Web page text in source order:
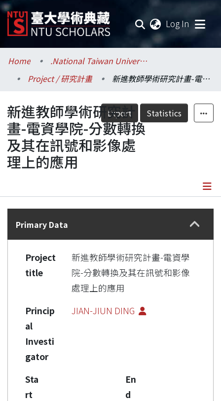
Log In
Communities & Collections
Research Outputs
Fundings & Projects
Researchers
Organizations
Home
.National Taiwan University / 國立臺灣大學
Project / 研究計畫
新進教師學術研究計畫-電資學院-分數轉換及其在訊號和影像處理上的應用
Export Statistics
新進教師學術研究計
畫-電資學院-分數轉換
及其在訊號和影像處
理上的應用
Details
Primary Data
Project
title
新進教師學術研究計畫-電資學
院-分數轉換及其在訊號和影像
處理上的應用
Princip
al
Investi
gator
JIAN-JIUN DING
Sta
rt
En
d